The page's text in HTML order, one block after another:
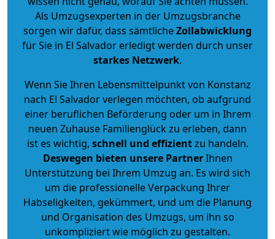
Als Umzugsexperten in der Umzugsbranche
sorgen wir dafür, dass sämtlicheZollabwicklung
für Sie in El Salvador erledigt werden durch unser
starkes Netzwerk.
Wenn Sie Ihren Lebensmittelpunkt von Konstanz
nach El Salvador verlegen möchten, ob aufgrund
einer beruflichen Beförderung oder um in Ihrem
neuen Zuhause Familienglück zu erleben, dann
ist es wichtig, schnell und effizientzu handeln.
Deswegen bieten unsere PartnerIhnen
Unterstützung bei Ihrem Umzug an. Es wird sich
um die professionelle Verpackung Ihrer
Habseligkeiten, gekümmert, und um die Planung
und Organisation des Umzugs, um ihn so
unkompliziert wie möglich zu gestalten.